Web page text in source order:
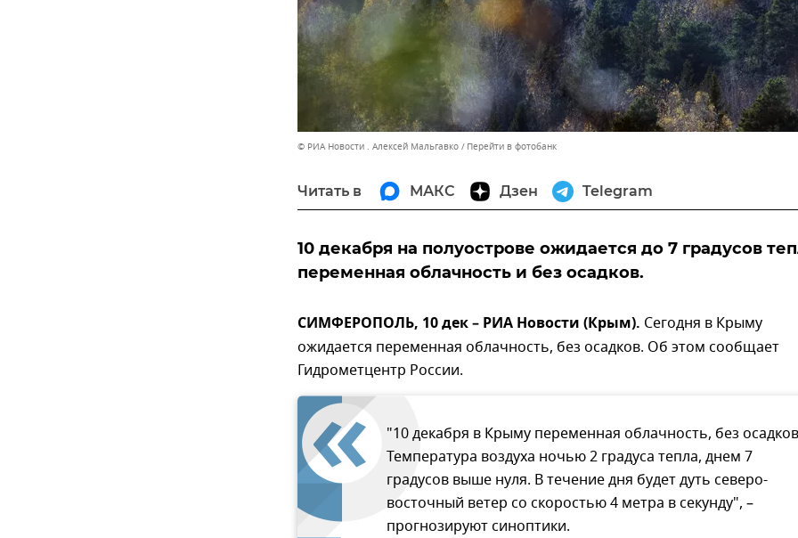
© РИА Новости . Алексей Мальгавко Перейти в фотобанк
Читать в МАКС Дзен Telegram
10 декабря на полуострове ожидается до 7 градусов
переменная облачность и без осадков.
СИМФЕРОПОЛЬ, 10 дек – РИА Новости (Крым). Сегодня в Крыму
ожидается переменная облачность, без осадков. Об этом сообщает
Гидрометцентр России.
"10 декабря в Крыму переменная облачность, без
Температура воздуха ночью 2 градуса тепла, днем 7
градусов выше нуля. В течение дня будет дуть северо-
восточный ветер со скоростью 4 метра в секунду", –
прогнозируют синоптики.